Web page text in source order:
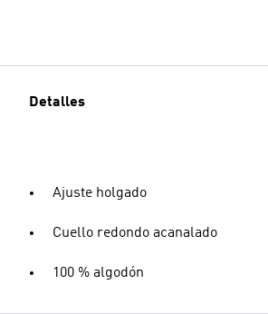
Detalles
Ajuste holgado
Cuello redondo acanalado
100 % algodón